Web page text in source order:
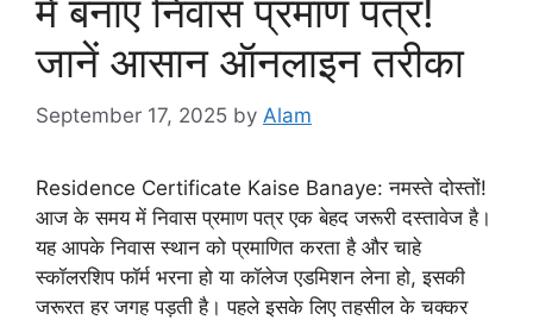
में बनाएं निवास प्रमाण पत्र!
जानें आसान ऑनलाइन तरीका
September 17, 2025 by Alam
Residence Certificate Kaise Banaye: नमस्ते दोस्तों!
आज के समय में निवास प्रमाण पत्र एक बेहद जरूरी दस्तावेज है।
यह आपके निवास स्थान को प्रमाणित करता है और चाहे
स्कॉलरशिप फॉर्म भरना हो या कॉलेज एडमिशन लेना हो, इसकी
जरूरत हर जगह पड़ती है। पहले इसके लिए तहसील के चक्कर